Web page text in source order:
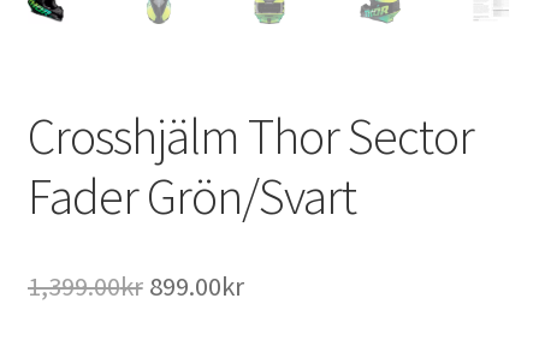
Crosshjälm Thor Sector
Fader Grön/Svart
1,399.00kr Det
899.00krDet